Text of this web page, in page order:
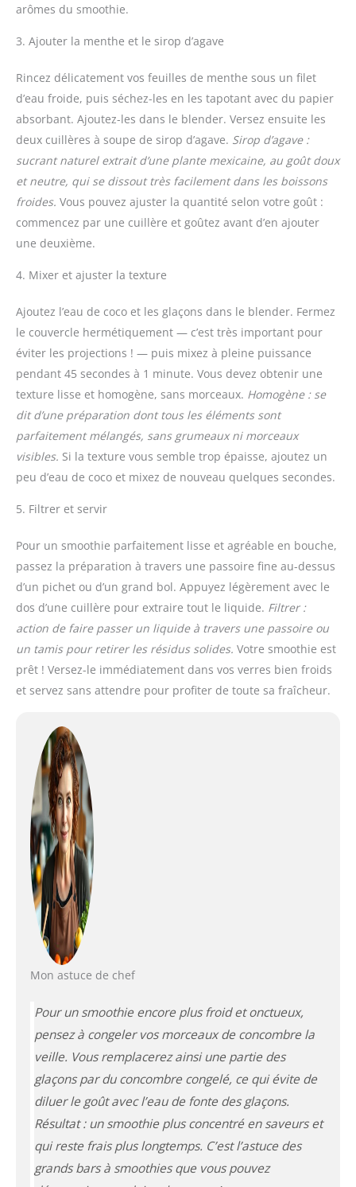
arômes du smoothie.
3. Ajouter la menthe et le sirop d’agave
Rincez délicatement vos feuilles de menthe sous un filet
d’eau froide, puis séchez-les en les tapotant avec du papier
absorbant. Ajoutez-les dans le blender. Versez ensuite les
deux cuillères à soupe de sirop d’agave. Sirop d’agave :
sucrant naturel extrait d’une plante mexicaine, au goût doux
et neutre, qui se dissout très facilement dans les boissons
froides. Vous pouvez ajuster la quantité selon votre goût :
commencez par une cuillère et goûtez avant d’en ajouter
une deuxième.
4. Mixer et ajuster la texture
Ajoutez l’eau de coco et les glaçons dans le blender. Fermez
le couvercle hermétiquement — c’est très important pour
éviter les projections ! — puis mixez à pleine puissance
pendant 45 secondes à 1 minute. Vous devez obtenir une
texture lisse et homogène, sans morceaux. Homogène : se
dit d’une préparation dont tous les éléments sont
parfaitement mélangés, sans grumeaux ni morceaux
visibles. Si la texture vous semble trop épaisse, ajoutez un
peu d’eau de coco et mixez de nouveau quelques secondes.
5. Filtrer et servir
Pour un smoothie parfaitement lisse et agréable en bouche,
passez la préparation à travers une passoire fine au-dessus
d’un pichet ou d’un grand bol. Appuyez légèrement avec le
dos d’une cuillère pour extraire tout le liquide. Filtrer :
action de faire passer un liquide à travers une passoire ou
un tamis pour retirer les résidus solides. Votre smoothie est
prêt ! Versez-le immédiatement dans vos verres bien froids
et servez sans attendre pour profiter de toute sa fraîcheur.
Mon astuce de chef
Pour un smoothie encore plus froid et onctueux,
pensez à congeler vos morceaux de concombre la
veille. Vous remplacerez ainsi une partie des
glaçons par du concombre congelé, ce qui évite de
diluer le goût avec l’eau de fonte des glaçons.
Résultat : un smoothie plus concentré en saveurs et
qui reste frais plus longtemps. C’est l’astuce des
grands bars à smoothies que vous pouvez